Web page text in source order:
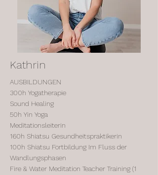
Kathrin
AUSBILDUNGEN
300h Yogatherapie
Sound Healing
50h Yin Yoga
Meditationsleiterin
160h Shiatsu Gesundheitspraktikerin
100h Shiatsu Fortbildung Im Fluss der
Wandlungsphasen
Fire & Water Meditation Teacher Training (1